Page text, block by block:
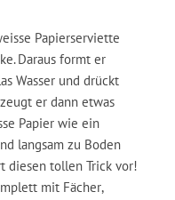
Papierserviette
Daraus formt er
Wasser und drückt
er dann etwas
Papier wie ein
langsam zu Boden
diesen tollen Trick vor!
mit Fächer,